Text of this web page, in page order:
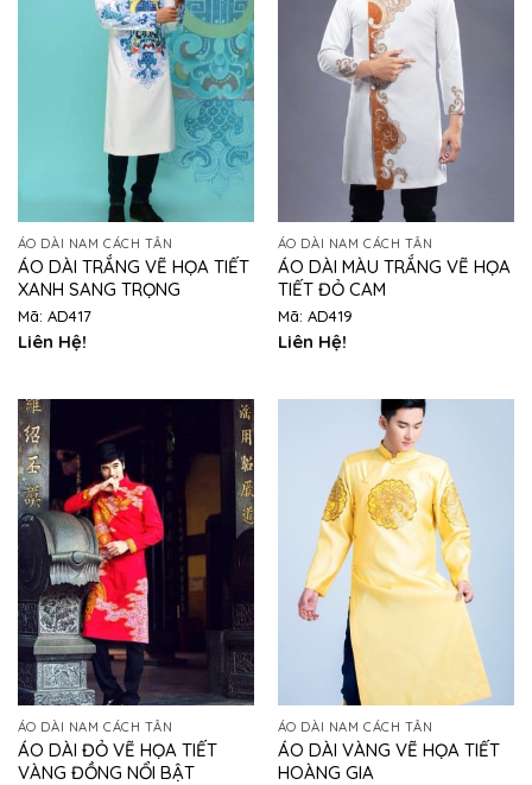
ÁO DÀI NAM CÁCH TÂN
ÁO DÀI TRẮNG VẼ HỌA TIẾT
XANH SANG TRỌNG
Mã: AD417
Liên Hệ!
ÁO DÀI NAM CÁCH TÂN
ÁO DÀI MÀU TRẮNG VẼ HỌA
TIẾT ĐỎ CAM
Mã: AD419
Liên Hệ!
ÁO DÀI NAM CÁCH TÂN
ÁO DÀI ĐỎ VẼ HỌA TIẾT
VÀNG ĐỒNG NỔI BẬT
ÁO DÀI NAM CÁCH TÂN
ÁO DÀI VÀNG VẼ HỌA TIẾT
HOÀNG GIA